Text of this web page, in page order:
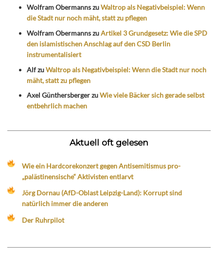
Wolfram ObermannszuWaltrop als Negativbeispiel: Wenn
die Stadt nur noch mäht, statt zu pflegen
Wolfram ObermannszuArtikel 3 Grundgesetz: Wie die SPD
den islamistischen Anschlag auf den CSD Berlin
instrumentalisiert
AlfzuWaltrop als Negativbeispiel: Wenn die Stadt nur noch
mäht, statt zu pflegen
Axel GünthersbergerzuWie viele Bäcker sich gerade selbst
entbehrlich machen
Aktuell oft gelesen
Wie ein Hardcorekonzert gegen Antisemitismus pro-
„palästinensische“ Aktivisten entlarvt
Jörg Dornau (AfD-Oblast Leipzig-Land): Korrupt sind
natürlich immer die anderen
Der Ruhrpilot